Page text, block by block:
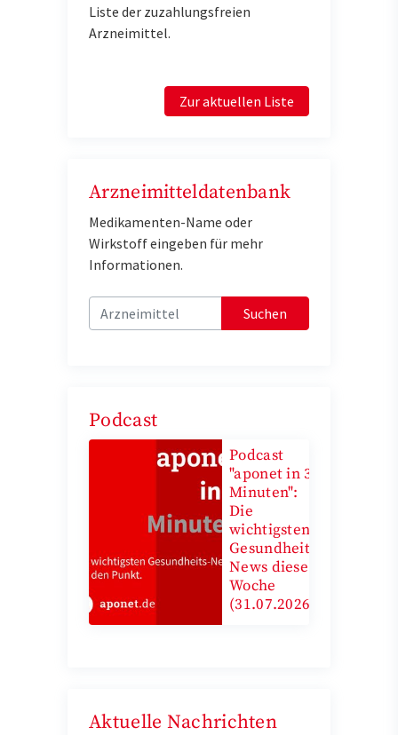
Liste der zuzahlungsfreien
Arzneimittel.
Zur aktuellen Liste
Arzneimitteldatenbank
Medikamenten-Name oder
Wirkstoff eingeben für mehr
Informationen.
Suchen
Podcast
Podcast
"aponet in 3
Minuten":
Die
wichtigsten
Gesundheits-
News diese
Woche
(31.07.2026)
Aktuelle Nachrichten